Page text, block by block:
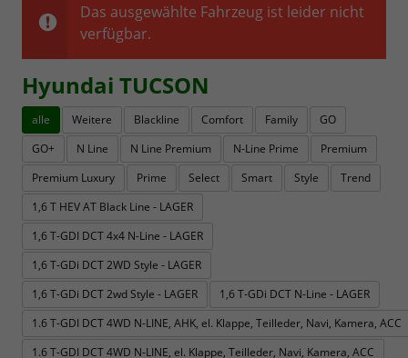
Das ausgewählte Fahrzeug ist leider nicht
verfügbar.
Hyundai TUCSON
alle Weitere Blackline Comfort Family
GO
GO+
N Line N Line Premium N-Line Prime
Premium
Premium Luxury
Prime Select Smart Style
Trend
1,6 T HEV AT Black Line - LAGER
1,6 T-GDI DCT 4x4 N-Line - LAGER
1,6 T-GDi DCT 2WD Style - LAGER
1,6 T-GDi DCT 2wd Style - LAGER
1,6 T-GDi DCT N-Line - LAGER
1.6 T-GDI DCT 4WD N-LINE, AHK, el. Klappe, Teilleder, Navi, Kamera, ACC
1.6 T-GDI DCT 4WD N-LINE, el. Klappe, Teilleder, Navi, Kamera, ACC